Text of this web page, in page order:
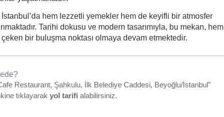
hem lezzetli yemekler hem de keyifli bir atmosfer
Tarihi dokusu ve modern tasarımıyla, bu mekan, hem
bir buluşma noktası olmaya devam etmektedir.
Restaurant, Şahkulu, İlk Belediye Caddesi, Beyoğlu/İstanbul”
tıklayarak yol tarifi alabilirsiniz.